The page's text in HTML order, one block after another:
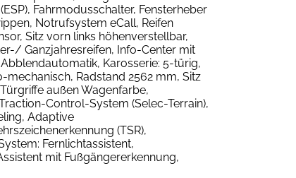
Fahrmodusschalter, Fensterheber
Notrufsystem eCall, Reifen
Sitz vorn links höhenverstellbar,
Ganzjahresreifen, Info-Center mit
Karosserie: 5-türig,
mechanisch, Radstand 2562 mm, Sitz
außen Wagenfarbe,
Control-System (Selec-Terrain),
Adaptive
(TSR),
Fernlichtassistent,
mit Fußgängererkennung,